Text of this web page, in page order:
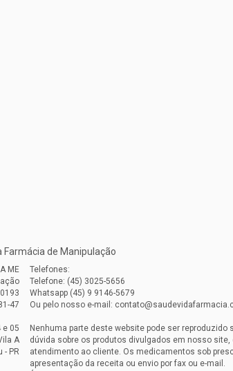
Farmácia de Manipulação
ME
47
e 05
A
- PR
Telefones:
Telefone: (45) 3025-5656
Whatsapp (45) 9 9146-5679
Ou pelo nosso e-mail:
Nenhuma parte deste website pode ser
dúvida sobre os produtos divulgados em nosso
atendimento ao cliente. Os medicamentos sob
apresentação da receita ou envio por fax ou e-mail.